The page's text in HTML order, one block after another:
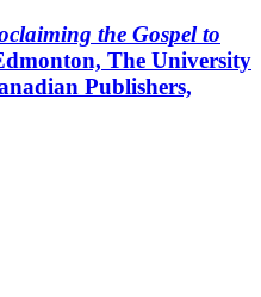
the Gospel to
The University
Publishers,